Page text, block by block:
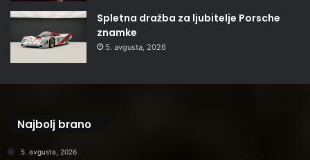
Spletna dražba za ljubitelje Porsche
znamke
5. avgusta, 2026
Najbolj brano
5. avgusta, 2026